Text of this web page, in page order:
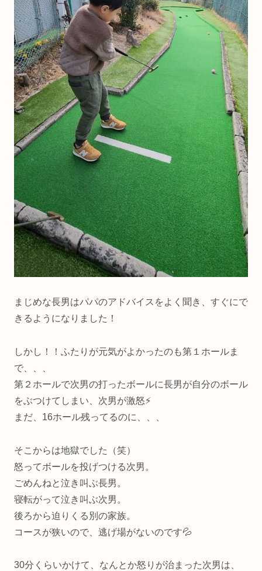
まじめな長男はパパのアドバイスをよく聞き、すぐにで
きるようになりました！
しかし！！ふたりが元気がよかったのも第１ホールま
で、、、
第２ホールで次男の打ったボールに長男が自分のボール
をぶつけてしまい、次男が激怒⚡
まだ、16ホール残ってるのに、、、
そこからは地獄でした（笑）
怒ってボールを投げつける次男。
ごめんねと泣き叫ぶ長男。
寝転がって泣き叫ぶ次男。
後ろから迫りくる別の家族。
コースが狭いので、逃げ場がないのです💦
30分くらいかけて、なんとか怒りが治まった次男は、